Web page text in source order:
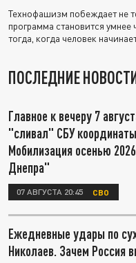
Технофашизм побеждает не
программа становится
тогда, когда человек
ПОСЛЕДНИЕ
Главное к вечеру 7
"сливал" СБУ
Мобилизация осенью
Днепра"
07 АВГУСТА 20:45 СВО
Ежедневные удары по
Николаев. Зачем Россия